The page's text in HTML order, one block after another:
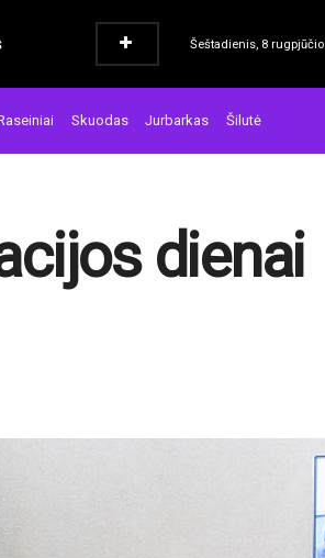
Šeštadienis, 8 rugpjūčio
Skuodas Jurbarkas Šilutė
dienai